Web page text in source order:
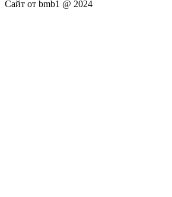
Сайт от bmb1 @ 2024